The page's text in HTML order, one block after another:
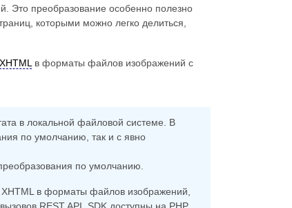
Это преобразование особенно полезно
которыми можно легко делиться,
XHTML в форматы файлов изображений с
в локальной файловой системе. В
по умолчанию, так и с явно
по умолчанию.
в форматы файлов изображений,